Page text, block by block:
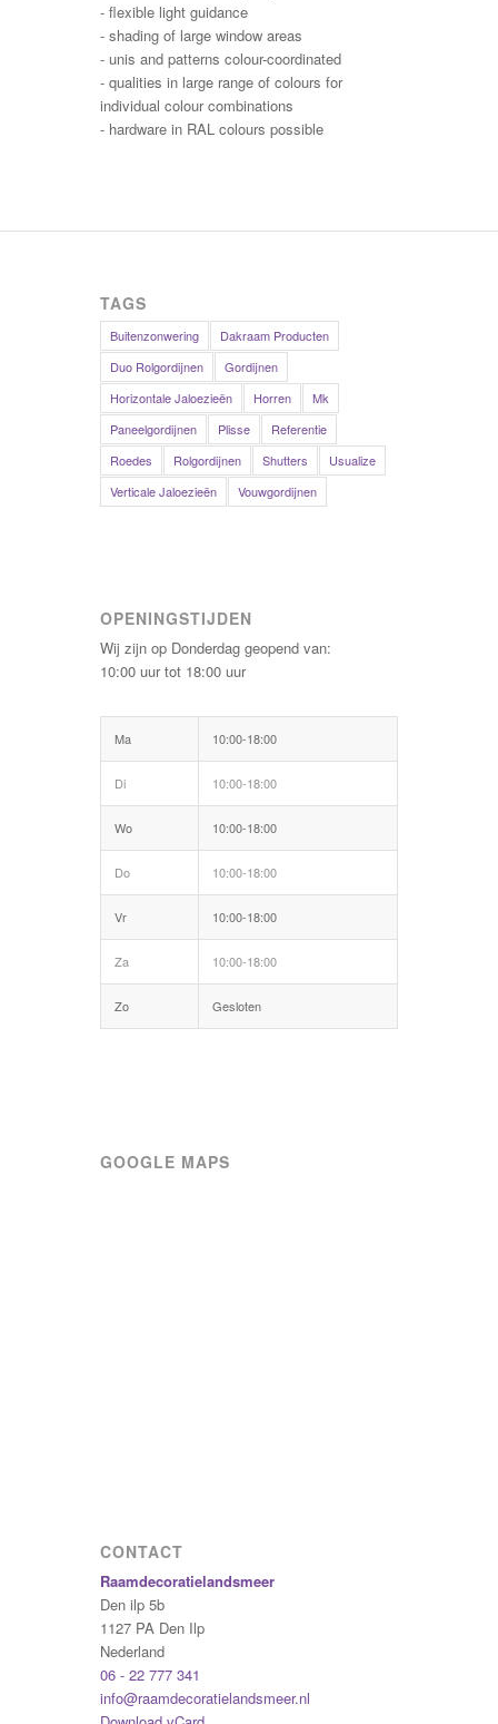
- flexible light guidance
- shading of large window areas
- unis and patterns colour-coordinated
- qualities in large range of colours for
individual colour combinations
- hardware in RAL colours possible
TAGS
Buitenzonwering
Dakraam Producten
Duo Rolgordijnen
Gordijnen
Horizontale Jaloezieën
Horren
Mk
Paneelgordijnen
Plisse
Referentie
Roedes
Rolgordijnen Shutters
Usualize
Verticale Jaloezieën
Vouwgordijnen
OPENINGSTIJDEN
Wij zijn op Donderdag geopend van:
10:00 uurtot 18:00 uur
Ma 10:00-18:00
Di 10:00-18:00
Wo 10:00-18:00
Do 10:00-18:00
Vr 10:00-18:00
Za 10:00-18:00
Zo Gesloten
GOOGLE MAPS
CONTACT
Raamdecoratielandsmeer
Den ilp 5b
1127 PA Den Ilp
Nederland
06 - 22 777 341
info@raamdecoratielandsmeer.nl